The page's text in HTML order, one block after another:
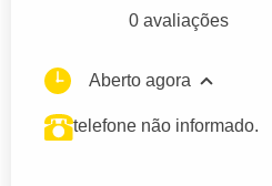
0 avaliações
Aberto agora
telefone não informado.